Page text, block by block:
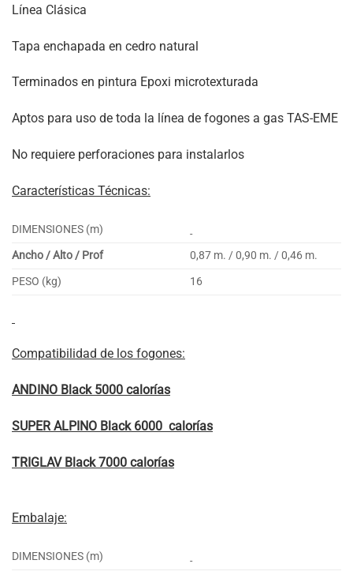
Línea Clásica
Tapa enchapada en cedro natural
Terminados en pintura Epoxi microtexturada
Aptos para uso de toda la línea de fogones a gas TAS-EME
No requiere perforaciones para instalarlos
Características Técnicas:
DIMENSIONES (m)
Ancho / Alto / Prof
0,87 m. / 0,90 m. / 0,46 m.
PESO (kg)
16
Compatibilidad de los fogones:
ANDINO Black 5000 calorías
SUPER ALPINO Black 6000 calorías
TRIGLAV Black 7000 calorías
Embalaje:
DIMENSIONES (m)